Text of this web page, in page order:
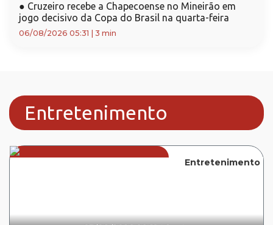
● Cruzeiro recebe a Chapecoense no Mineirão em
jogo decisivo da Copa do Brasil na quarta-feira
06/08/2026 05:31 3 min
Entretenimento
Entretenimento